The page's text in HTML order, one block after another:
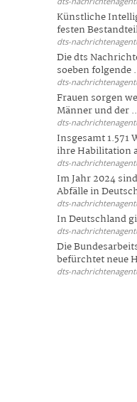
Künstliche
festen
dts-
Die dts
soeben folgende
dts-
Frauen sorgen
Männer und der
dts-
Insgesamt 1.571
ihre Habilitation
dts-
Im Jahr 2024
Abfälle in
dts-
In Deutschland
dts-
Die
befürchtet neue
dts-